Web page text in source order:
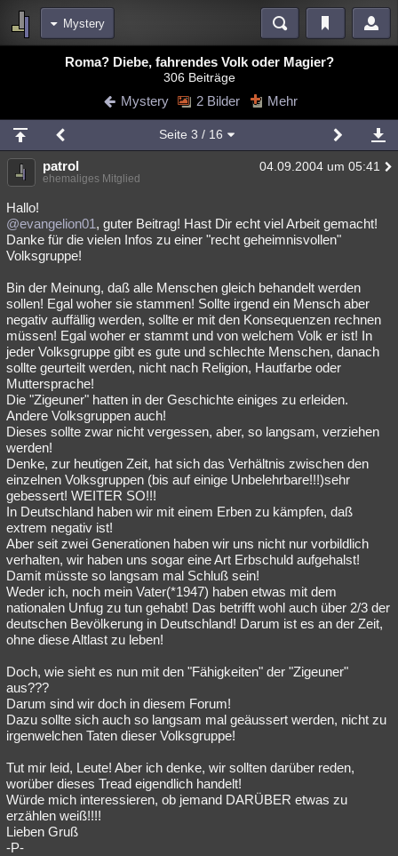
Mystery
Blogs Videos
Chat Wiki Neuigkeiten
meine Rubriken
Menschen Mystery Kriminalfälle
Spiritualität
Natur Umfragen Unterhaltung
weitere Rubriken
Philosophie Träume Orte Esoterik Literatur
Astronomie Helpdesk Gruppen Gaming Filme
Musik Clash Verbesserungen Allmystery English
Übersichten
Besucht Teilgenommen
Lesenswert
Roma? Diebe, fahrendes Volk oder Magier?
306 Beiträge
Mystery 2 Bilder Mehr
Seite 3 / 16
patrol 04.09.2004 um 05:41
ehemaliges Mitglied
Hallo!
@evangelion01, guter Beitrag! Hast Dir echt viel Arbeit gemacht!
Danke für die vielen Infos zu einer "recht geheimnisvollen"
Volksgruppe!
Bin der Meinung, daß alle Menschen gleich behandelt werden
sollen! Egal woher sie stammen! Sollte irgend ein Mensch aber
negativ auffällig werden, sollte er mit den Konsequenzen rechnen
müssen! Egal woher er stammt und von welchem Volk er ist! In
jeder Volksgruppe gibt es gute und schlechte Menschen, danach
sollte geurteilt werden, nicht nach Religion, Hautfarbe oder
Muttersprache!
Die "Zigeuner" hatten in der Geschichte einiges zu erleiden.
Andere Volksgruppen auch!
Dieses sollte zwar nicht vergessen, aber, so langsam, verziehen
werden!
Denke, zur heutigen Zeit, hat sich das Verhältnis zwischen den
einzelnen Volksgruppen (bis auf einige Unbelehrbare!!!)sehr
gebessert! WEITER SO!!!
In Deutschland haben wir mit einem Erben zu kämpfen, daß
extrem negativ ist!
Aber seit zwei Generationen haben wir uns nicht nur vorbildlich
verhalten, wir haben uns sogar eine Art Erbschuld aufgehalst!
Damit müsste so langsam mal Schluß sein!
Weder ich, noch mein Vater(*1947) haben etwas mit dem
nationalen Unfug zu tun gehabt! Das betrifft wohl auch über 2/3 der
deutschen Bevölkerung in Deutschland! Darum ist es an der Zeit,
ohne diese Altlast zu leben!
Doch, wie sieht es nun mit den "Fähigkeiten" der "Zigeuner"
aus???
Darum sind wir doch in diesem Forum!
Dazu sollte sich auch so langsam mal geäussert werden, nicht zu
irgenwelchen Taten dieser Volksgruppe!
Tut mir leid, Leute! Aber ich denke, wir sollten darüber reden,
worüber dieses Tread eigendlich handelt!
Würde mich interessieren, ob jemand DARÜBER etwas zu
erzählen weiß!!!!
Lieben Gruß
-P-